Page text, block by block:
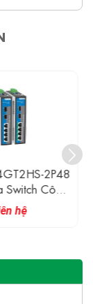
2P48
Công
4 Cổng 1G
2 Cổng 2.5G
hệ